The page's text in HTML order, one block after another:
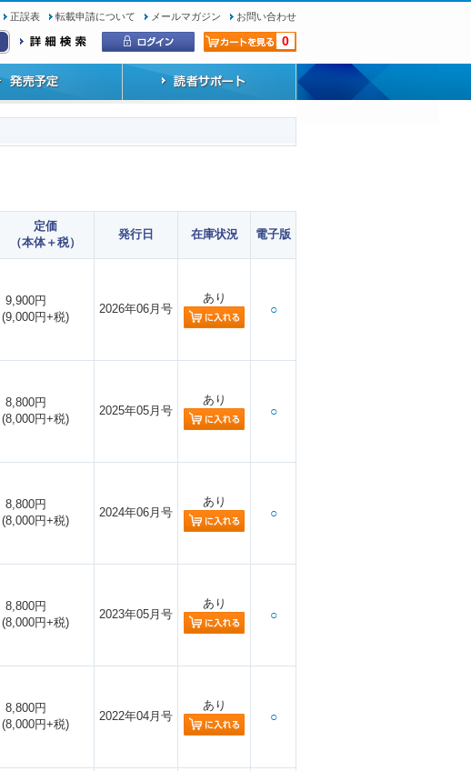
正誤表 転載申請について メールマガジン お問い合わせ
0
定価
（本体＋税）
発行日 在庫状況 電子版
9,900円
(9,000円+税)
2026年06月号
あり
○
8,800円
(8,000円+税)
2025年05月号
あり
○
8,800円
(8,000円+税)
2024年06月号
あり
○
8,800円
(8,000円+税)
2023年05月号
あり
○
8,800円
(8,000円+税)
2022年04月号
あり
○